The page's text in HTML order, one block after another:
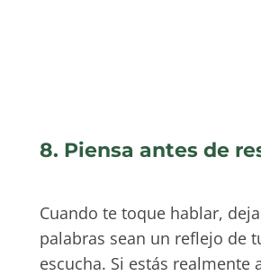
8. Piensa antes de
Cuando te toque hablar,
palabras sean un reflejo de
escucha. Si estás realmente